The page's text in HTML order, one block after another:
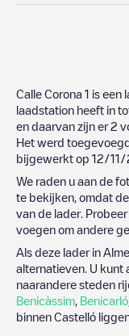
Calle Corona 1 is een
laadstation heeft in
en daarvan zijn er2
Het werd
bijgewerkt op 12/
We raden u aan de
te bekijken, omdat
van de lader.
voegen om andere
Als deze lader in
alternatieven. U kunt
naarandere steden
Benicàssim Benicarló
binnen Castelló